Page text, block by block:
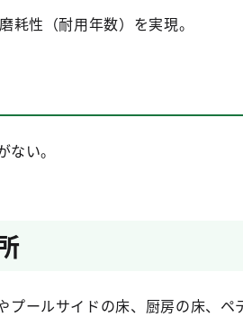
耗性（耐用年数）を実現。
い。
ールサイドの床、厨房の床、ペ